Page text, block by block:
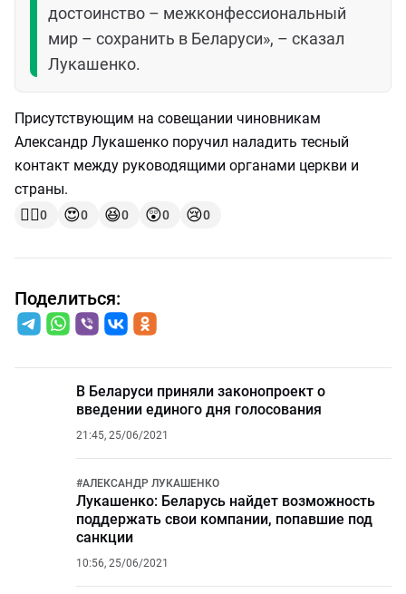
достоинство – межконфессиональный
мир – сохранить в Беларуси», – сказал
Лукашенко.
Присутствующим на совещании чиновникам
Александр Лукашенко поручил наладить тесный
контакт между руководящими органами церкви и
страны.
👍🏻0 😍0 😆0 😲0 😢0
Поделиться:
В Беларуси приняли законопроект о
введении единого дня голосования
21:45, 25/06/2021
#АЛЕКСАНДР ЛУКАШЕНКО
Лукашенко: Беларусь найдет возможность
поддержать свои компании, попавшие под
санкции
10:56, 25/06/2021